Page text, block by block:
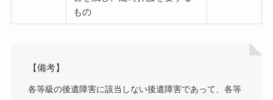
もの
【備考】
各等級の後遺障害に該当しない後遺障害であって、各等